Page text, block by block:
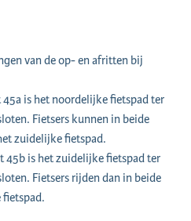
van de op- en afritten bij
is het noordelijke fietspad ter
Fietsers kunnen in beide
zuidelijke fietspad.
is het zuidelijke fietspad ter
Fietsers rijden dan in beide